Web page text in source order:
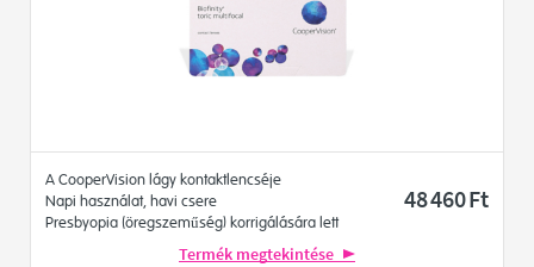
A CooperVision lágy kontaktlencséje
Napi használat, havi csere
Presbyopia (öregszeműség) korrigálására lett
48 460Ft
Termék megtekintése